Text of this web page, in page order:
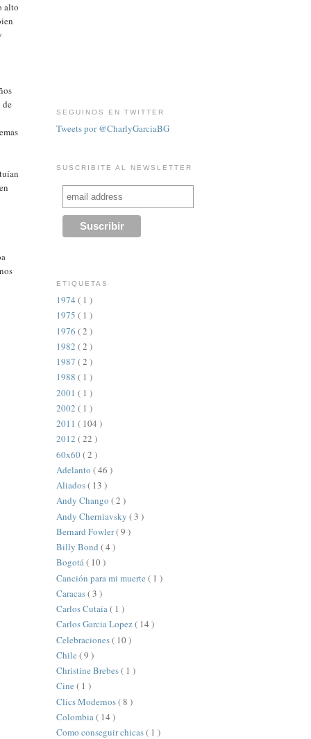
alto
de
SEGUINOS EN TWITTER
Tweets por @CharlyGarciaBG
SUSCRIBITE AL NEWSLETTER
ETIQUETAS
1974 ( 1 )
1975 ( 1 )
1976 ( 2 )
1982 ( 2 )
1987 ( 2 )
1988 ( 1 )
2001 ( 1 )
2002 ( 1 )
2011 ( 104 )
2012 ( 22 )
60x60( 2 )
Adelanto ( 46 )
Aliados( 13 )
Andy Chango ( 2 )
Andy Cherniavsky ( 3 )
Bernard Fowler( 9 )
Billy Bond ( 4 )
Bogotá( 10 )
Canción para mi muerte ( 1 )
Caracas( 3 )
Carlos Cutaia( 1 )
Carlos Garcia Lopez( 14 )
Celebraciones( 10 )
Chile ( 9 )
Christine Brebes( 1 )
Cine ( 1 )
Clics Modernos( 8 )
Colombia( 14 )
Como conseguir chicas( 1 )